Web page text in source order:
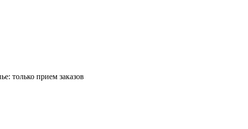
только прием заказов